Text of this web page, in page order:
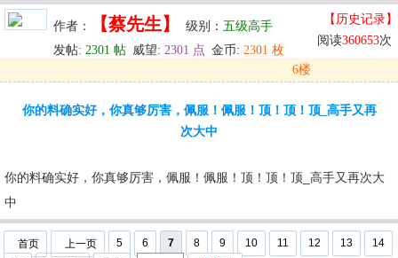
作者： 【蔡先生】 级别： 五级高手
发帖: 2301 帖 威望: 2301 点 金币: 2301 枚
【历史记录】
阅读360653次
6楼
回复 u 编辑 u
你的料确实好，你真够厉害，佩服！佩服！顶！顶！顶_高手又再
次大中
你的料确实好，你真够厉害，佩服！佩服！顶！顶！顶_高手又再次大
中
首页 上一页 5 6 7 8 9 10 11 12 13
14